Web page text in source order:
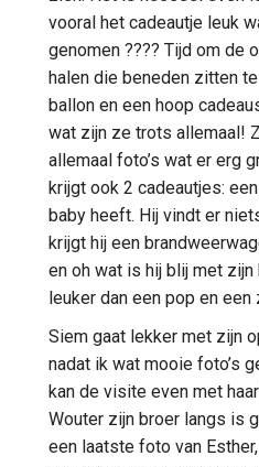
vooral het cadeautje leuk
genomen ???? Tijd om de
halen die beneden zitten
ballon en een hoop
wat zijn ze trots allemaal!
allemaal foto’s wat er erg
krijgt ook 2 cadeautjes:
baby heeft. Hij vindt er
krijgt hij een
en oh wat is hij blij met
leuker dan een pop en een
Siem gaat lekker met zijn
nadat ik wat mooie foto’s
kan de visite even met
Wouter zijn broer langs is
een laatste foto van